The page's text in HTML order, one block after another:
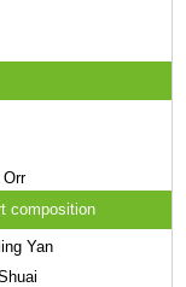
Orr
composition
Yan